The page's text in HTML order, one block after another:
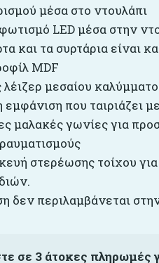
μέσα στο ντουλάπι
LED μέσα στην
και τα συρτάρια είναι
MDF
μεσαίου
που ταιριάζει
μαλακές γωνίες για
στερέωσης τοίχου
δεν περιλαμβάνεται
σε 3 άτοκες πληρωμές